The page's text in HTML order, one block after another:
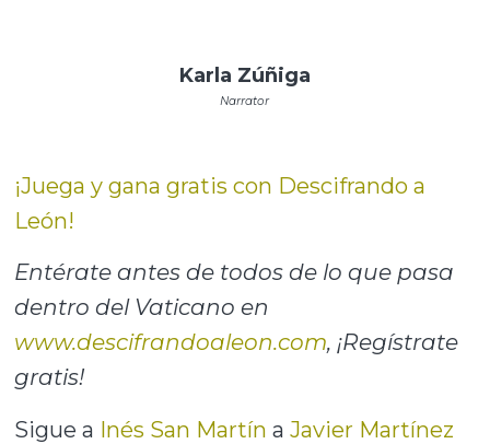
Karla Zúñiga
Narrator
¡Juega y gana gratis con Descifrando a
León!
Entérate antes de todos de lo que pasa
dentro del Vaticano en
www.descifrandoaleon.com, ¡Regístrate
gratis!
Sigue a Inés San Martín aJavier Martínez